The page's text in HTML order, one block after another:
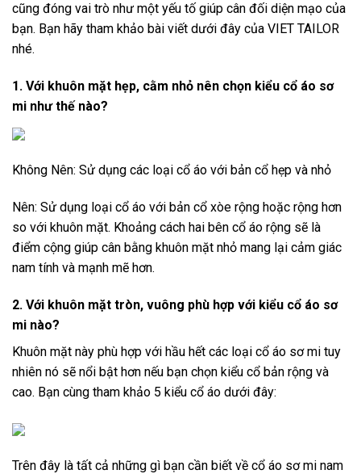
cũng đóng vai trò như một yếu tố giúp cân đối diện mạo của
bạn. Bạn hãy tham khảo bài viết dưới đây của VIET TAILOR
nhé.
1. Với khuôn mặt hẹp, cằm nhỏ nên chọn kiểu cổ áo sơ
mi như thế nào?
Không Nên: Sử dụng các loại cổ áo với bản cổ hẹp và nhỏ
Nên: Sử dụng loại cổ áo với bản cổ xòe rộng hoặc rộng hơn
so với khuôn mặt. Khoảng cách hai bên cổ áo rộng sẽ là
điểm cộng giúp cân bằng khuôn mặt nhỏ mang lại cảm giác
nam tính và mạnh mẽ hơn.
2. Với khuôn mặt tròn, vuông phù hợp với kiểu cổ áo sơ
mi nào?
Khuôn mặt này phù hợp với hầu hết các loại cổ áo sơ mi tuy
nhiên nó sẽ nổi bật hơn nếu bạn chọn kiểu cổ bản rộng và
cao. Bạn cùng tham khảo 5 kiểu cổ áo dưới đây:
Trên đây là tất cả những gì bạn cần biết về cổ áo sơ mi nam